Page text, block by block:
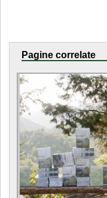
Pagine correlate